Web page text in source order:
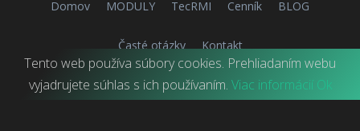
Domov MODULY TecRMI Cenník BLOG
Časté otázky
Kontakt
© 2026TRIALEXA
Všeobecné obchodné podmienky
Tento web používa súbory cookies. Prehliadaním webu
vyjadrujete súhlas s ich používaním. Viac informácií Ok